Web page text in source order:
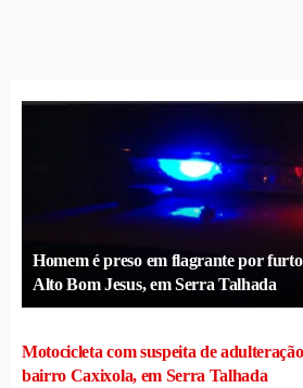
Homem é preso em flagrante por
Alto Bom Jesus, em Serra Talhada
Motocicleta com suspeita de
bairro Caxixola, em Serra Talhada